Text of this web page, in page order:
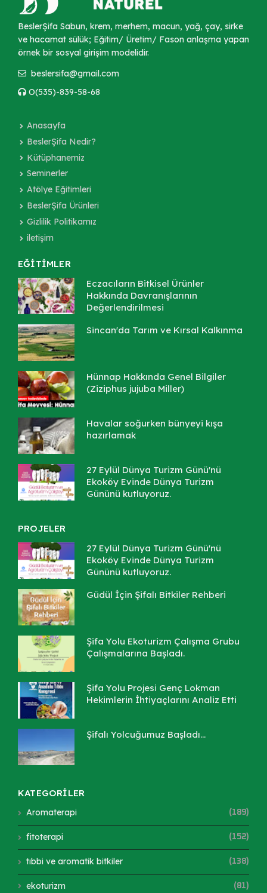
BeslerŞifa Sabun, krem, merhem, macun, yağ, çay, sirke
ve hacamat sülük; Eğitim/ Üretim/ Fason anlaşma yapan
örnek bir sosyal girişim modelidir.
beslersifa@gmail.com
O(535)-839-58-68
Anasayfa
BeslerŞifa Nedir?
Kütüphanemiz
Seminerler
Atölye Eğitimleri
BeslerŞifa Ürünleri
Gizlilik Politikamız
iletişim
EĞİTİMLER
Eczacıların Bitkisel Ürünler
Hakkında Davranışlarının
Değerlendirilmesi
Sincan'da Tarım ve Kırsal Kalkınma
Hünnap Hakkında Genel Bilgiler
(Ziziphus jujuba Miller)
Havalar soğurken bünyeyi kışa
hazırlamak
27 Eylül Dünya Turizm Günü'nü
Ekoköy Evinde Dünya Turizm
Gününü kutluyoruz.
PROJELER
27 Eylül Dünya Turizm Günü'nü
Ekoköy Evinde Dünya Turizm
Gününü kutluyoruz.
Güdül İçin Şifalı Bitkiler Rehberi
Şifa Yolu Ekoturizm Çalışma Grubu
Çalışmalarına Başladı.
Şifa Yolu Projesi Genç Lokman
Hekimlerin İhtiyaçlarını Analiz Etti
Şifalı Yolcuğumuz Başladı...
KATEGORİLER
Aromaterapi (189)
fitoterapi (152)
tıbbi ve aromatik bitkiler (138)
ekoturizm (81)